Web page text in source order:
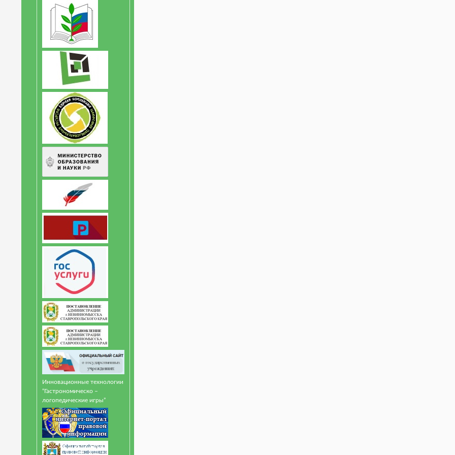
Инновационные технологии
“Гастрономическо –
логопедические игры”